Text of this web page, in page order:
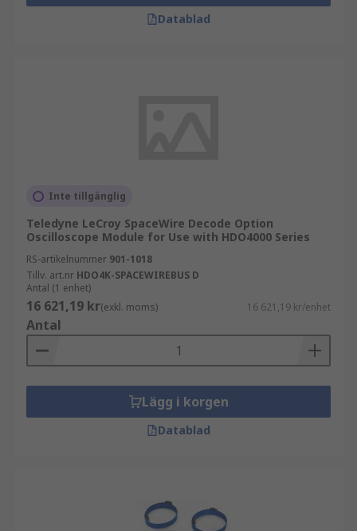
Datablad
Inte tillgänglig
Teledyne LeCroy SpaceWire Decode Option
Oscilloscope Module for Use with HDO4000 Series
RS-artikelnummer 901-1018
Tillv. art.nr HDO4K-SPACEWIREBUS D
Antal (1 enhet)
16 621,19 kr(exkl. moms) 16 621,19 kr/enhet
Antal
Lägg i korgen
Datablad